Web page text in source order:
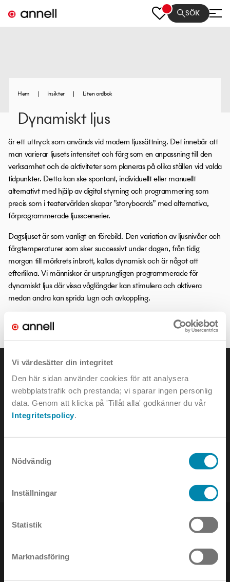
Vi värdesätter din integritet
Den här sidan använder cookies för att analysera
webbplatstrafik och prestanda; vi sparar ingen personlig
data. Genom att klicka på 'Tillåt alla' godkänner du vår
Integritetspolicy.
Nödvändig
Inställningar
Statistik
Marknadsföring
SÖK
Hem | Insikter | Liten ordbok
Dynamiskt ljus
är ett uttryck som används vid modern ljussättning. Det innebär att
man varierar ljusets intensitet och färg som en anpassning till den
verksamhet och de aktiviteter som planeras på olika ställen vid valda
tidpunkter. Detta kan ske spontant, individuellt eller manuellt
alternativt med hjälp av digital styrning och programmering som
precis som i teatervärlden skapar ”storyboards” med alternativa,
förprogrammerade ljusscenerier.
Dagsljuset är som vanligt en förebild. Den variation av ljusnivåer och
färgtemperaturer som sker successivt under dagen, från tidig
morgon till mörkrets inbrott, kallas dynamisk och är något att
efterlikna. Vi människor är ursprungligen programmerade för
dynamiskt ljus där vissa våglängder kan stimulera och aktivera
medan andra kan sprida lugn och avkoppling.
LITEN ORDBOK
KONTAKTA OSS
tel:08-442 90 00
NYHETSBREV